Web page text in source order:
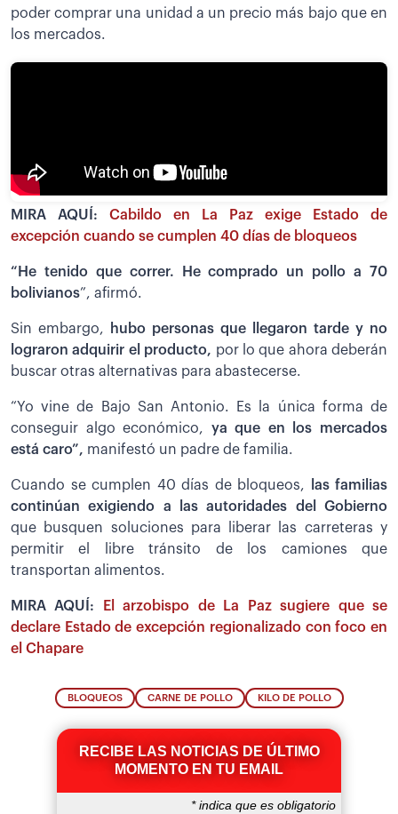
poder comprar una unidad a un precio más bajo que en
los mercados.
MIRA AQUÍ: Cabildo en La Paz exige Estado de
excepción cuando se cumplen 40 días de bloqueos
“He tenido que correr. He comprado un pollo a 70
bolivianos”, afirmó.
Sin embargo,
hubo personas que llegaron tarde y no
lograron adquirir el producto, por lo que ahora deberán
buscar otras alternativas para abastecerse.
“Yo vine de Bajo San Antonio. Es la única forma de
conseguir algo económico, ya que en los mercados
está caro”, manifestó un padre de familia.
Cuando se cumplen 40 días de bloqueos,
las familias
continúan exigiendo a las autoridades del Gobierno
que busquen soluciones para liberar las carreteras y
permitir el libre tránsito de los camiones que
transportan alimentos.
MIRA AQUÍ:
El arzobispo de La Paz sugiere que se
declare Estado de excepción regionalizado con foco en
el Chapare
BLOQUEOS CARNE DE POLLO KILO DE POLLO
RECIBE LAS NOTICIAS DE ÚLTIMO
MOMENTO EN TU EMAIL
*indica que es obligatorio